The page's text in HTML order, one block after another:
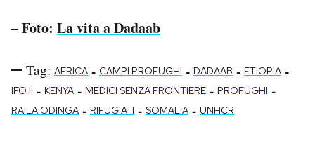
–Foto: La vita a Dadaab
Tag: AFRICA - CAMPI PROFUGHI - DADAAB - ETIOPIA -
IFO II - KENYA - MEDICI SENZA FRONTIERE - PROFUGHI -
RAILA ODINGA - RIFUGIATI - SOMALIA - UNHCR